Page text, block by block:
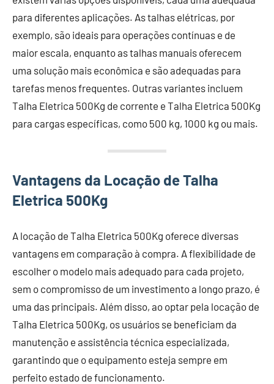
para diferentes aplicações. As talhas elétricas, por
exemplo, são ideais para operações contínuas e de
maior escala, enquanto as talhas manuais oferecem
uma solução mais econômica e são adequadas para
tarefas menos frequentes. Outras variantes incluem
Talha Eletrica 500Kg de corrente e Talha Eletrica 500Kg
para cargas específicas, como 500 kg, 1000 kg ou mais.
Vantagens da Locação de Talha
Eletrica 500Kg
A locação de Talha Eletrica 500Kg oferece diversas
vantagens em comparação à compra. A flexibilidade de
escolher o modelo mais adequado para cada projeto,
sem o compromisso de um investimento a longo prazo, é
uma das principais. Além disso, ao optar pela locação de
Talha Eletrica 500Kg, os usuários se beneficiam da
manutenção e assistência técnica especializada,
garantindo que o equipamento esteja sempre em
perfeito estado de funcionamento.